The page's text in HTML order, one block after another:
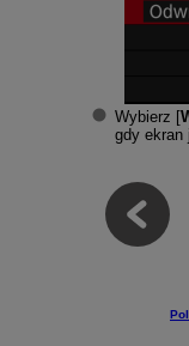
Wybierz [
gdy ekran